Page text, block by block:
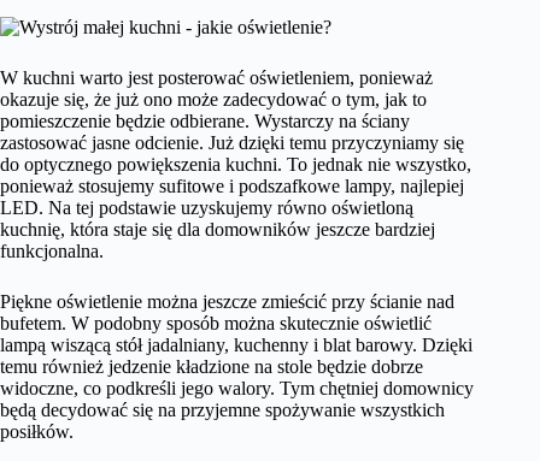
W kuchni warto jest posterować oświetleniem, ponieważ
okazuje się, że już ono może zadecydować o tym, jak to
pomieszczenie będzie odbierane. Wystarczy na ściany
zastosować jasne odcienie. Już dzięki temu przyczyniamy się
do optycznego powiększenia kuchni. To jednak nie wszystko,
ponieważ stosujemy sufitowe i podszafkowe lampy, najlepiej
LED. Na tej podstawie uzyskujemy równo oświetloną
kuchnię, która staje się dla domowników jeszcze bardziej
funkcjonalna.
Piękne oświetlenie można jeszcze zmieścić przy ścianie nad
bufetem. W podobny sposób można skutecznie oświetlić
lampą wiszącą stół jadalniany, kuchenny i blat barowy. Dzięki
temu również jedzenie kładzione na stole będzie dobrze
widoczne, co podkreśli jego walory. Tym chętniej domownicy
będą decydować się na przyjemne spożywanie wszystkich
posiłków.